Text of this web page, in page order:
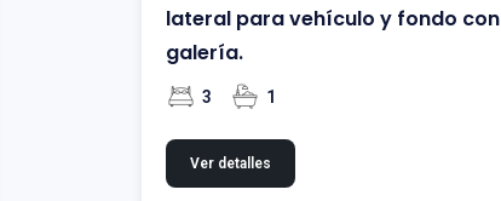
lateral para vehículo y fondo con
galería.
3 1
Ver detalles